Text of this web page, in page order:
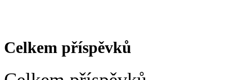
Celkem příspěvků